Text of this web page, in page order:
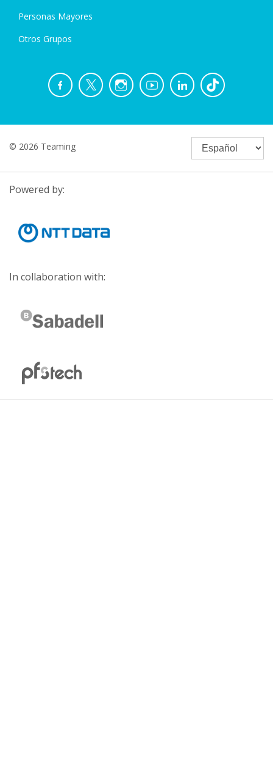
Personas Mayores
Otros Grupos
© 2026 Teaming
Powered by:
In collaboration with: